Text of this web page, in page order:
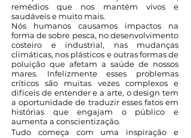
remédios que nos mantém vivos e
saudáveis e muito mais.
Nós humanos causamos impactos na
forma de sobre pesca, no desenvolvimento
costeiro e industrial, nas mudanças
climáticas, nos plásticos e outras formas de
poluição que afetam a saúde de nossos
mares. Infelizmente esses problemas
críticos são muitas vezes complexos e
difíceis de entender e a arte, o design tem
a oportunidade de traduzir esses fatos em
histórias que engajam o público e
aumenta a conscientização.
Tudo começa com uma inspiração e